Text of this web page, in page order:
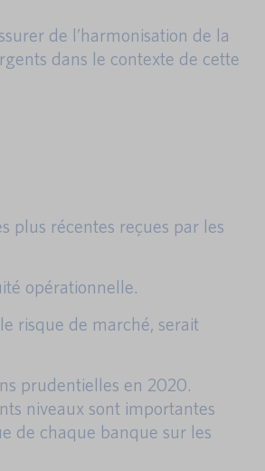
de l’harmonisation de la
dans le contexte de cette
plus récentes reçues par les
opérationnelle.
risque de marché, serait
prudentielles en 2020.
niveaux sont importantes
de chaque banque sur les